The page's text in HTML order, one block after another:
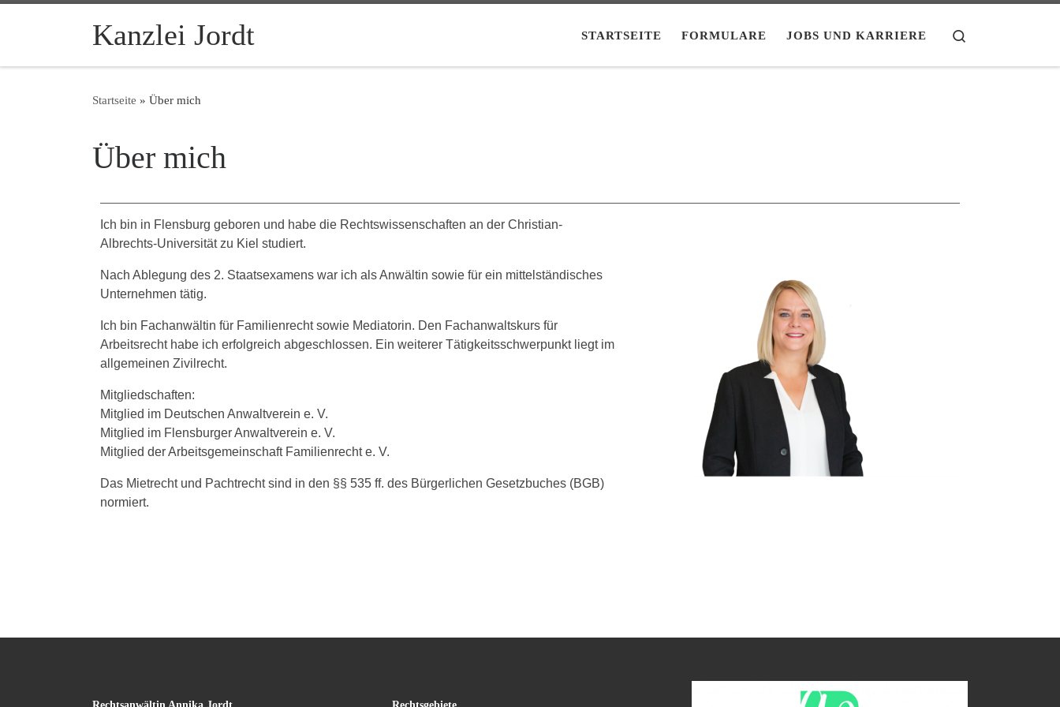
Kanzlei Jordt STARTSEITE FORMULARE JOBS UND KARRIERE
Startseite » Über mich
Über mich
Ich bin in Flensburg geboren und habe die Rechtswissenschaften an der Christian-
Albrechts-Universität zu Kiel studiert.
Nach Ablegung des 2. Staatsexamens war ich als Anwältin sowie für ein mittelständisches
Unternehmen tätig.
Ich bin Fachanwältin für Familienrecht sowie Mediatorin. Den Fachanwaltskurs für
Arbeitsrecht habe ich erfolgreich abgeschlossen. Ein weiterer Tätigkeitsschwerpunkt liegt im
allgemeinen Zivilrecht.
Mitgliedschaften:
Mitglied im Deutschen Anwaltverein e. V.
Mitglied im Flensburger Anwaltverein e. V.
Mitglied der Arbeitsgemeinschaft Familienrecht e. V.
Das Mietrecht und Pachtrecht sind in den §§ 535 ff. des Bürgerlichen Gesetzbuches (BGB)
normiert.